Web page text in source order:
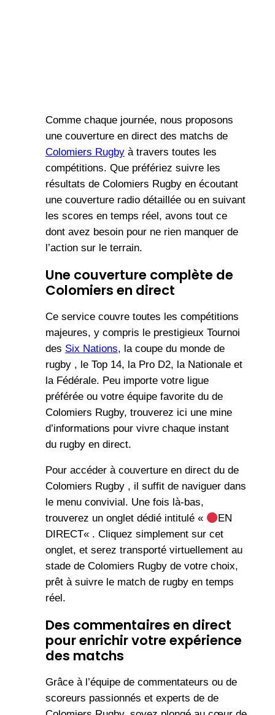
Comme chaque journée, nous proposons
une couverture en direct des matchs de
Colomiers Rugbyà travers toutes les
compétitions. Que préfériez suivre les
résultats de Colomiers Rugby en écoutant
une couverture radio détaillée ou en suivant
les scores en temps réel, avons tout ce
dont avez besoin pour ne rien manquer de
l’action sur le terrain.
Une couverture complète de
Colomiers en direct
Ce service couvre toutes les compétitions
majeures, y compris le prestigieux Tournoi
des Six Nations, la coupe du monde de
rugby , le Top 14, la Pro D2, la Nationale et
la Fédérale. Peu importe votre ligue
préférée ou votre équipe favorite du de
Colomiers Rugby, trouverez ici une mine
d’informations pour vivre chaque instant
du rugby en direct.
Pour accéder à couverture en direct du de
Colomiers Rugby , il suffit de naviguer dans
le menu convivial. Une fois là-bas,
trouverez un onglet dédié intitulé «
EN
DIRECT« . Cliquez simplement sur cet
onglet, et serez transporté virtuellement au
stade de Colomiers Rugby de votre choix,
prêt à suivre le match de rugby en temps
réel.
Des commentaires en direct
pour enrichir votre expérience
des matchs
Grâce à l’équipe de commentateurs ou de
scoreurs passionnés et experts de de